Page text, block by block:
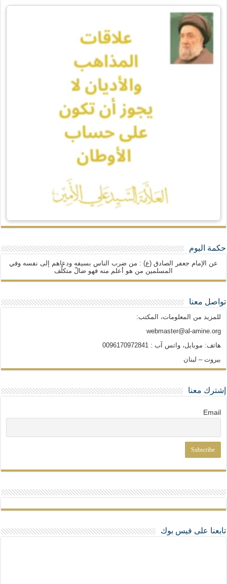
حكمة اليوم
عن الإمام جعفر الصادق (ع) : من ضرب الناس بسيفه ودعاهم إلى نفسه وفي
المسلمين من هو أعلم منه فهو ضالّ متكلّف
تواصل معنا
للمزيد من المعلومات، المكتب:
webmaster@al-amine.org
هاتف: موبايل، واتس آب : 0096170972841
بيروت – لبنان
إشترك معنا
Email
تابعنا على فيس بوك